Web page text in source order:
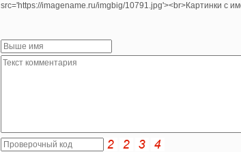
src='https://imagename.ru/imgbig/10791.jpg'><br>Картинки с